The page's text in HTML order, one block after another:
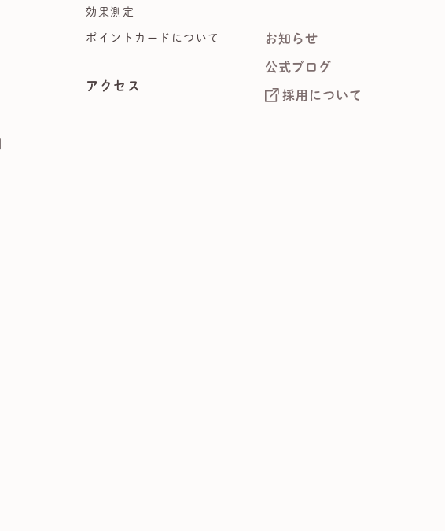
効果測定
ポイントカードについて
アクセス
お知らせ
公式ブログ
採用について